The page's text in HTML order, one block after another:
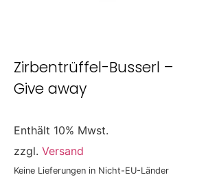
Zirbentrüffel-Busserl –
Give away
Enthält 10% Mwst.
zzgl. Versand
Keine Lieferungen in Nicht-EU-Länder